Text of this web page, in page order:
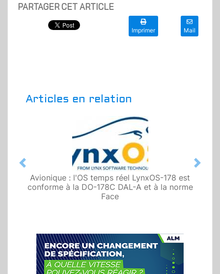
PARTAGER CET ARTICLE
Imprimer Mail
Articles en relation
Avionique : l'OS temps réel LynxOS-178 est
conforme à la DO-178C DAL-A et à la norme
Face
Previous Next